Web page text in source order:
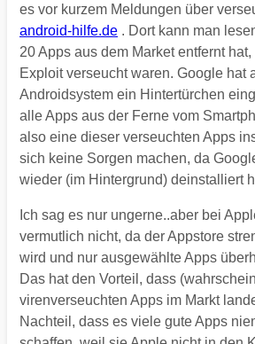
es vor kurzem Meldungen über
android-hilfe.de . Dort kann man
20 Apps aus dem Market entfernt
Exploit verseucht waren. Google hat
Androidsystem ein Hintertürchen
alle Apps aus der Ferne vom
also eine dieser verseuchten Apps
sich keine Sorgen machen, da
wieder (im Hintergrund) deinstalliert
Ich sag es nur ungerne..aber bei
vermutlich nicht, da der Appstore
wird und nur ausgewählte Apps
Das hat den Vorteil, dass
virenverseuchten Apps im Markt
Nachteil, dass es viele gute Apps